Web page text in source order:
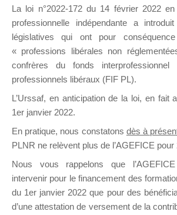
DU
Groupe
il y a un
La loi n°2022-172 du 14 février 2022 en
professionnelle indépendante a
législatives qui ont pour
« professions libérales non
confrères du fonds
professionnels libéraux (FIF PL).
L’Urssaf, en anticipation de la loi, en fait
1er janvier 2022.
En pratique, nous constatons dès à
PLNR ne relèvent plus de l’AGEFICE pour
Nous vous rappelons que
intervenir pour le financement des
du 1er janvier 2022 que pour des
d’une attestation de versement de la